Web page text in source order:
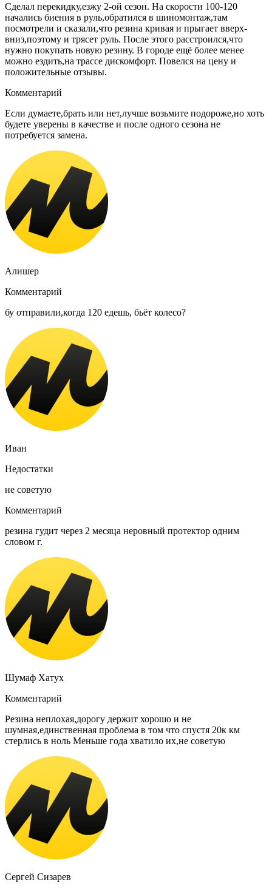
Сделал перекидку,езжу 2-ой сезон. На скорости 100-120
начались биения в руль,обратился в шиномонтаж,там
посмотрели и сказали,что резина кривая и прыгает вверх-
вниз,поэтому и трясет руль. После этого расстроился,что
нужно покупать новую резину. В городе ещё более менее
можно ездить,на трассе дискомфорт. Повелся на цену и
положительные отзывы.
Комментарий
Если думаете,брать или нет,лучше возьмите подороже,но хоть
будете уверены в качестве и после одного сезона не
потребуется замена.
Алишер
Комментарий
бу отправили,когда 120 едешь, бьёт колесо?
Иван
Недостатки
не советую
Комментарий
резина гудит через 2 месяца неровный протектор одним
словом г.
Шумаф Хатух
Комментарий
Резина неплохая,дорогу держит хорошо и не
шумная,единственная проблема в том что спустя 20к км
стерлись в ноль Меньше года хватило их,не советую
Сергей Сизарев